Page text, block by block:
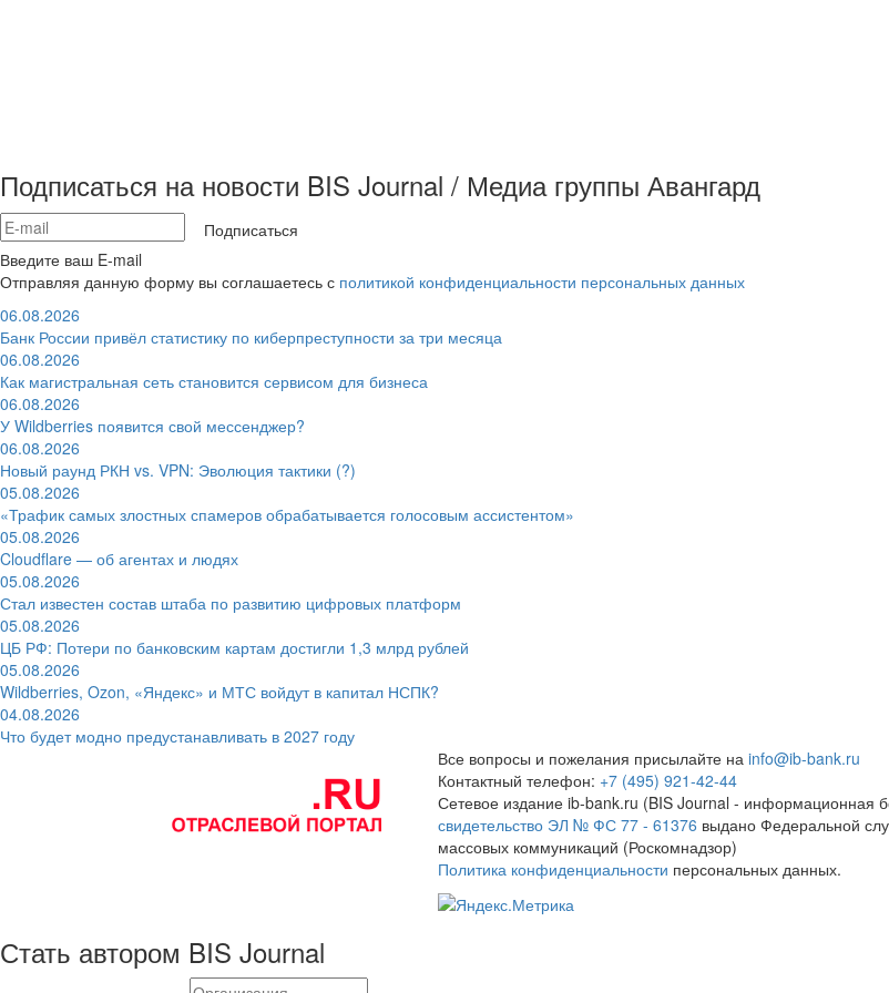
Подписаться на новости BIS Journal / Медиа группы Авангард
Подписаться
Введите ваш E-mail
Отправляя данную форму вы соглашаетесь с политикой конфиденциальности персональных данных
06.08.2026
Банк России привёл статистику по киберпреступности за три месяца
06.08.2026
Как магистральная сеть становится сервисом для бизнеса
06.08.2026
У Wildberries появится свой мессенджер?
06.08.2026
Новый раунд РКН vs. VPN: Эволюция тактики (?)
05.08.2026
«Трафик самых злостных спамеров обрабатывается голосовым ассистентом»
05.08.2026
Cloudflare — об агентах и людях
05.08.2026
Стал известен состав штаба по развитию цифровых платформ
05.08.2026
ЦБ РФ: Потери по банковским картам достигли 1,3 млрд рублей
05.08.2026
Wildberries, Ozon, «Яндекс» и МТС войдут в капитал НСПК?
04.08.2026
Что будет модно предустанавливать в 2027 году
Все вопросы и пожелания присылайте на info@ib-bank.ru
Контактный телефон: +7 (495) 921-42-44
Сетевое издание ib-bank.ru (BIS Journal - информационная
свидетельство ЭЛ № ФС 77 - 61376 выдано Федеральной
массовых коммуникаций (Роскомнадзор)
Политика конфиденциальности персональных данных.
Стать автором BIS Journal